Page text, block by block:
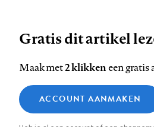
op
Facebook
op
LinkedIn
op
Bluesky
ons
op
Footer
Contact Colofon Disclaimer
Medische
Zie onze cookie policy
Analytische cookies
Gratis dit artikel
Maak met2 klikkeneen gratis
ACCOUNT AANMAKEN